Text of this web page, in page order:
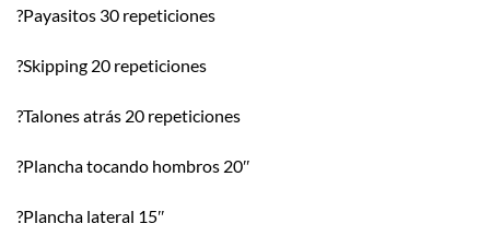
?Payasitos 30 repeticiones
?Skipping 20 repeticiones
?Talones atrás 20 repeticiones
?Plancha tocando hombros 20″
?Plancha lateral 15″